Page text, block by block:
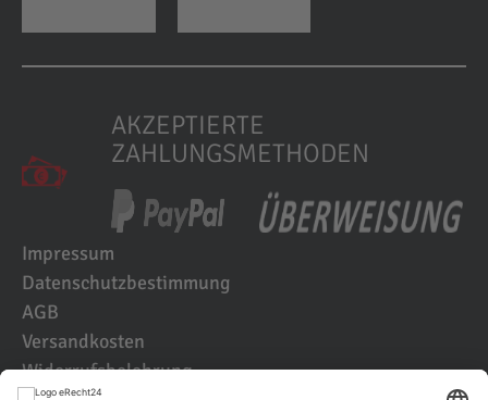
AKZEPTIERTE
ZAHLUNGSMETHODEN
Impressum
Datenschutzbestimmung
AGB
Versandkosten
Widerrufsbelehrung